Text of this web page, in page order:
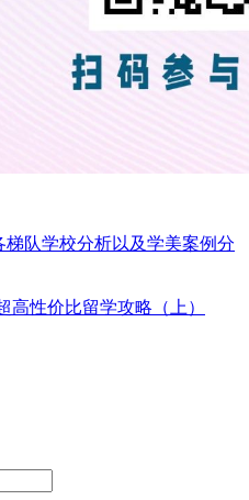
梯队学校分析以及学美案例分
高性价比留学攻略（上）